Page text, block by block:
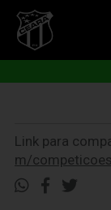
Link para
m/